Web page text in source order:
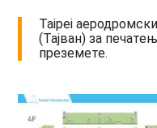
Taipei
(Тајван) за
преземете.